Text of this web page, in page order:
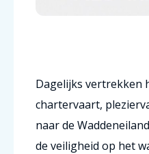
Dagelijks vertrekken
chartervaart,
naar de
de veiligheid op het